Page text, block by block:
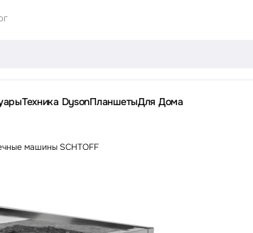
Техника DysonПланшетыДля Дома
машины SCHTOFF